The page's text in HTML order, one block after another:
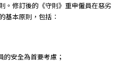
。修訂後的《守則》重申僱員在惡劣
基本原則，包括︰
安全為首要考慮；